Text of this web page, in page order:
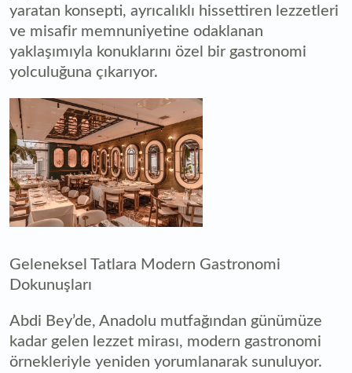
yaratan konsepti, ayrıcalıklı hissettiren lezzetleri
ve misafir memnuniyetine odaklanan
yaklaşımıyla konuklarını özel bir gastronomi
yolculuğuna çıkarıyor.
Geleneksel Tatlara Modern Gastronomi
Dokunuşları
Abdi Bey’de, Anadolu mutfağından günümüze
kadar gelen lezzet mirası, modern gastronomi
örnekleriyle yeniden yorumlanarak sunuluyor.